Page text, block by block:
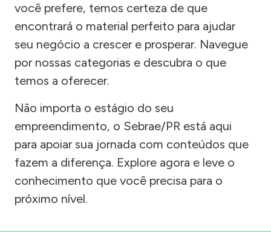
você prefere, temos certeza de que
encontrará o material perfeito para ajudar
seu negócio a crescer e prosperar. Navegue
por nossas categorias e descubra o que
temos a oferecer.
Não importa o estágio do seu
empreendimento, o Sebrae/PR está aqui
para apoiar sua jornada com conteúdos que
fazem a diferença. Explore agora e leve o
conhecimento que você precisa para o
próximo nível.